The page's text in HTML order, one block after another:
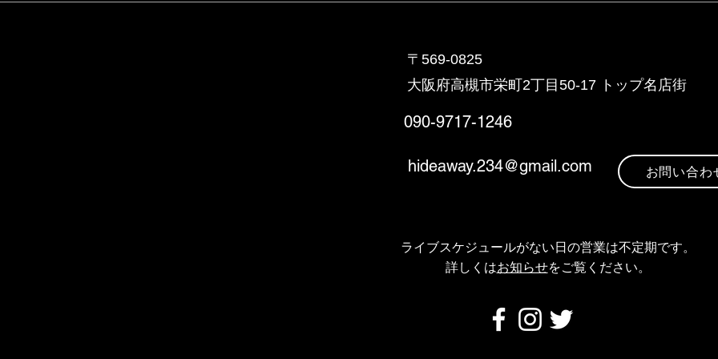
〒569-0825
大阪府高槻市栄町2丁目50-17 トップ名店街
090-9717-1246
hideaway.234@gmail.com お問い合わ
ライブスケジュールがない日の営業は不定期です。
​詳しくはお知らせをご覧ください。